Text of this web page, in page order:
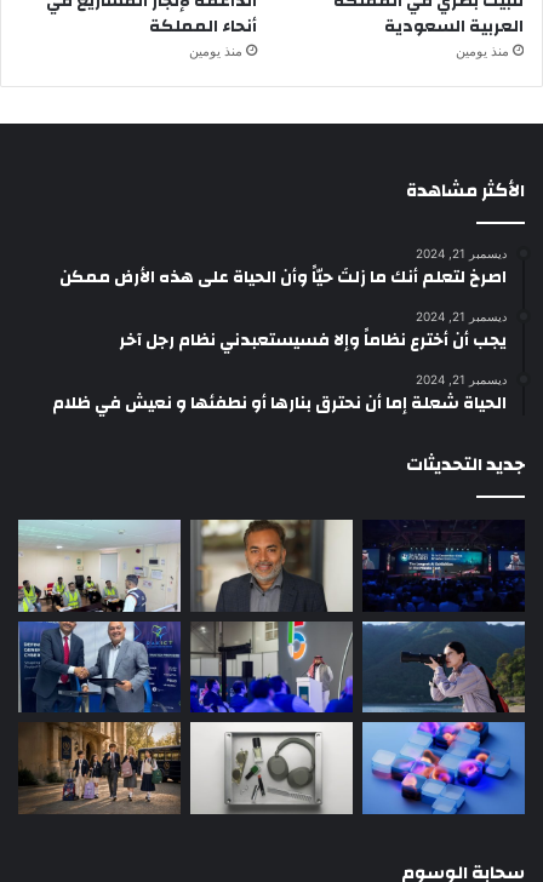
العربية السعودية
منذ يومين
أنحاء المملكة
منذ يومين
الأكثر مشاهدة
ديسمبر 21, 2024
‫اصرخ لتعلم أنك ما زلتَ حيّاً وأن الحياة على هذه الأرض ممكن
ديسمبر 21, 2024
يجب أن أخترع نظاماً وإلا فسيستعبدني نظام رجل آخر
ديسمبر 21, 2024
الحياة شعلة إما أن نحترق بنارها أو نطفئها و نعيش في ظلام
جديد التحديثات
سحابة الوسوم